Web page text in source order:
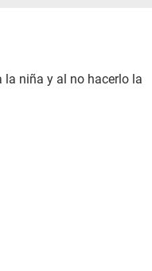
la niña y al no hacerlo la